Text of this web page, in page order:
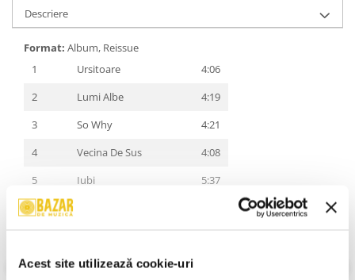
Acest site utilizează cookie-uri
Descriere
Format: Album, Reissue
1
Ursitoare
4:06
2
Lumi Albe
4:19
3
So Why
4:21
4
Vecina De Sus
4:08
5
Iubi
5:37
6
8
Salvează-ma De Mine
VEZI MAI MULT